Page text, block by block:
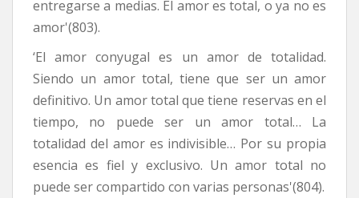
entregarse a medias. El amor es total, o ya no es
amor'(803).
‘El amor conyugal es un amor de totalidad.
Siendo un amor total, tiene que ser un amor
definitivo. Un amor total que tiene reservas en el
tiempo, no puede ser un amor total… La
totalidad del amor es indivisible… Por su propia
esencia es fiel y exclusivo. Un amor total no
puede ser compartido con varias personas'(804).